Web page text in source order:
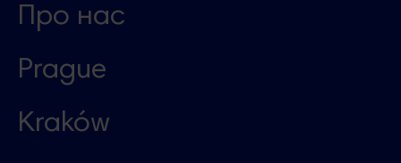
Про нас
Prague
Kraków